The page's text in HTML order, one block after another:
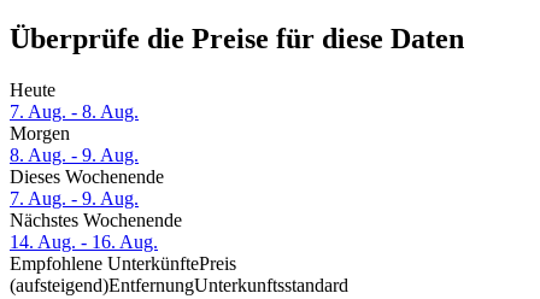
Überprüfe die Preise für diese Daten
Heute
7. Aug. - 8. Aug.
Morgen
8. Aug. - 9. Aug.
Dieses Wochenende
7. Aug. - 9. Aug.
Nächstes Wochenende
14. Aug. - 16. Aug.
Empfohlene UnterkünftePreis
(aufsteigend)EntfernungUnterkunftsstandard